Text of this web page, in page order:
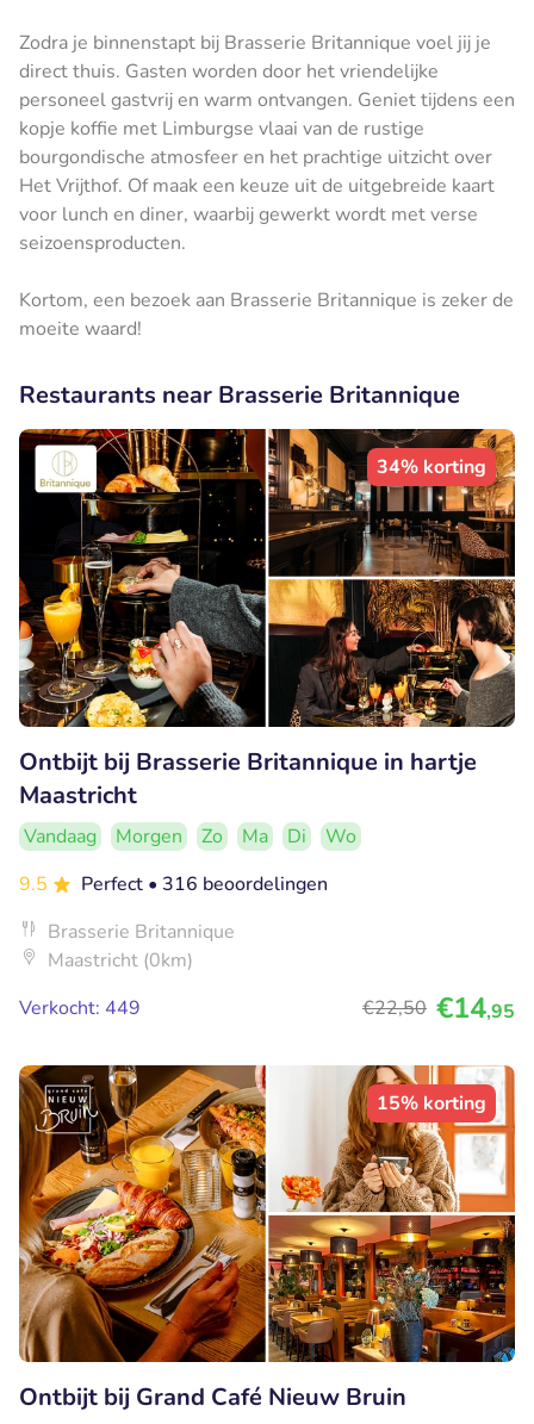
Zodra je binnenstapt bij Brasserie Britannique voel jij je
direct thuis. Gasten worden door het vriendelijke
personeel gastvrij en warm ontvangen. Geniet tijdens een
kopje koffie met Limburgse vlaai van de rustige
bourgondische atmosfeer en het prachtige uitzicht over
Het Vrijthof. Of maak een keuze uit de uitgebreide kaart
voor lunch en diner, waarbij gewerkt wordt met verse
seizoensproducten.
Kortom, een bezoek aan Brasserie Britannique is zeker de
moeite waard!
Restaurants near Brasserie Britannique
34% korting
Ontbijt bij Brasserie Britannique in hartje
Maastricht
Vandaag Morgen Zo Ma Di
Wo
9.5
Perfect • 316 beoordelingen
Brasserie Britannique
Maastricht (0km)
Verkocht: 449
€22,50 €14,95
15% korting
Ontbijt bij Grand Café Nieuw Bruin